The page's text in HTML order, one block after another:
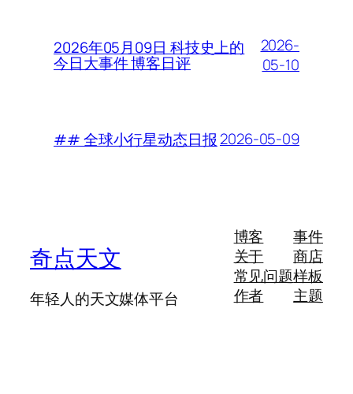
2026年05月09日 科技史上的
今日大事件 博客日评
2026-
05-10
## 全球小行星动态日报2026-05-09
奇点天文
年轻人的天文媒体平台
博客
关于
常见问题
作者
事件
商店
样板
主题